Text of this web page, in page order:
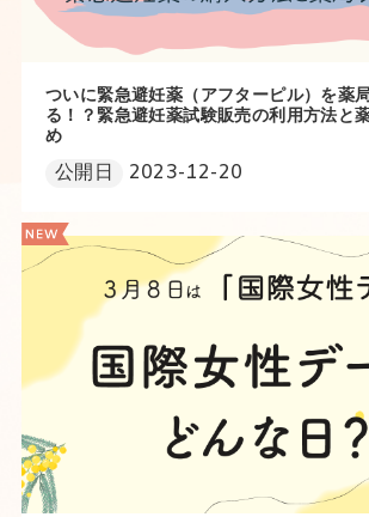
ついに緊急避妊薬（アフターピル）を薬
る！？緊急避妊薬試験販売の利用方法と
め
公開日 2023-12-20